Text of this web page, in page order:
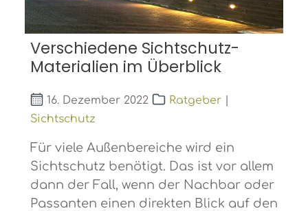
Verschiedene Sichtschutz-
Materialien im Überblick
16. Dezember 2022 Ratgeber|
Sichtschutz
Für viele Außenbereiche wird ein
Sichtschutz benötigt. Das ist vor allem
dann der Fall, wenn der Nachbar oder
Passanten einen direkten Blick auf den